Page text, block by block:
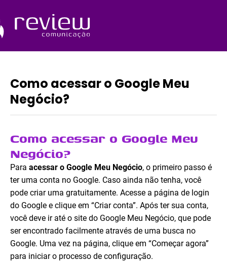
o
conteúdo
Como acessar o Google Meu
Negócio?
Como acessar o Google Meu
Negócio?
Para acessar o Google Meu Negócio, o primeiro passo é
ter uma conta no Google. Caso ainda não tenha, você
pode criar uma gratuitamente. Acesse a página de login
do Google e clique em “Criar conta”. Após ter sua conta,
você deve ir até o site do Google Meu Negócio, que pode
ser encontrado facilmente através de uma busca no
Google. Uma vez na página, clique em “Começar agora”
para iniciar o processo de configuração.